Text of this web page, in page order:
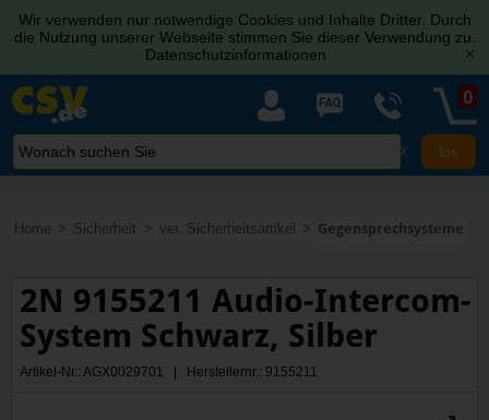
Wir verwenden nur notwendige Cookies und Inhalte Dritter. Durch
die Nutzung unserer Webseite stimmen Sie dieser Verwendung zu.
Datenschutzinformationen
[x]
X
0
Home Sicherheit ver. Sicherheitsartikel Gegensprechsysteme
2N 9155211 Audio-Intercom-
System Schwarz, Silber
Artikel-Nr.: AGX0029701 | Herstellernr.: 9155211